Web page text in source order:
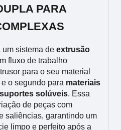
PARA
sistema de extrusão
fluxo de trabalho
para o seu material
o segundo para materiais
solúveis. Essa
de peças com
saliências, garantindo um
limpo e perfeito após a